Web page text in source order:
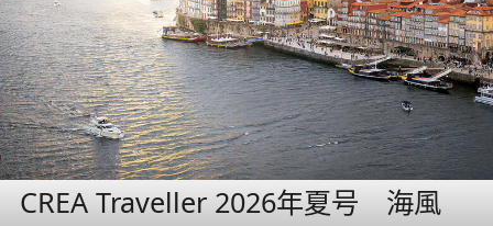
CREA Traveller 2026年夏号 海風